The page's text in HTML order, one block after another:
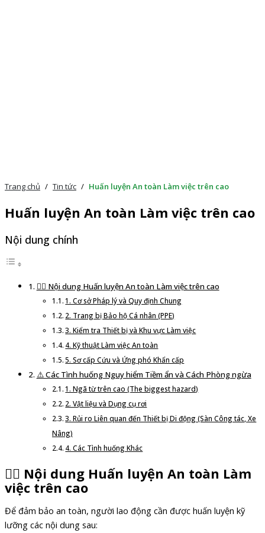
Trang chủ / Tin tức / Huấn luyện An toàn Làm việc trên cao
Huấn luyện An toàn Làm việc trên cao
Nội dung chính
👷‍♀️ Nội dung Huấn luyện An toàn Làm việc trên cao
1. Cơ sở Pháp lý và Quy định Chung
2. Trang bị Bảo hộ Cá nhân (PPE)
3. Kiểm tra Thiết bị và Khu vực Làm việc
4. Kỹ thuật Làm việc An toàn
5. Sơ cấp Cứu và Ứng phó Khẩn cấp
⚠️ Các Tình huống Nguy hiểm Tiềm ẩn và Cách Phòng ngừa
1. Ngã từ trên cao (The biggest hazard)
2. Vật liệu và Dụng cụ rơi
3. Rủi ro Liên quan đến Thiết bị Di động (Sàn Công tác, Xe
Nâng)
4. Các Tình huống Khác
👷‍♀️ Nội dung Huấn luyện An toàn Làm
việc trên cao
Để đảm bảo an toàn, người lao động cần được huấn luyện kỹ
lưỡng các nội dung sau: